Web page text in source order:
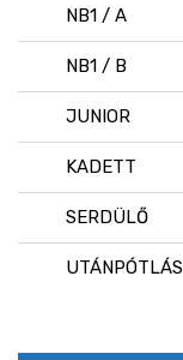
NB1 / A
NB1 / B
JUNIOR
KADETT
SERDÜLŐ
UTÁNPÓTLÁS